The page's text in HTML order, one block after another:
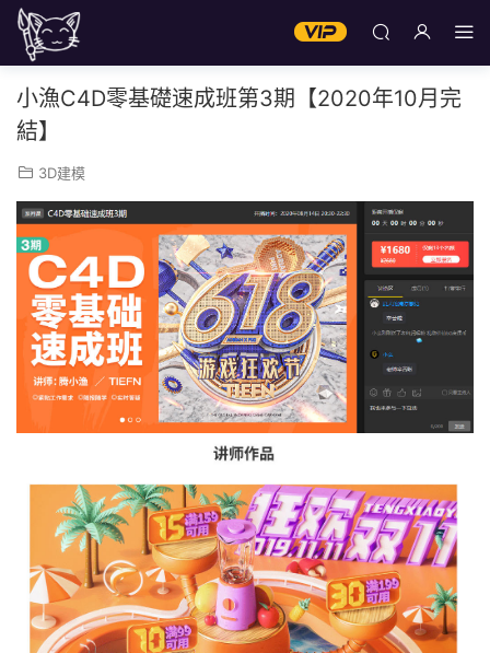
小漁C4D零基礎速成班第3期【2020年10月完
結】
3D建模